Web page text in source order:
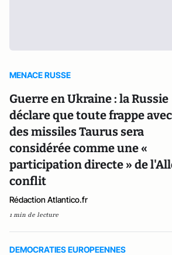
MENACE RUSSE
Guerre en Ukraine : la Russie
déclare que toute frappe avec
des missiles Taurus sera
considérée comme une «
participation directe » de
conflit
Rédaction Atlantico.fr
1 min de lecture
DEMOCRATIES EUROPEENNES